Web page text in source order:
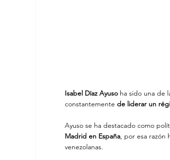
Isabel Díaz Ayuso ha sido una de
constantemente de liderar un
Ayuso se ha destacado como
Madrid en España, por esa razón
venezolanas.